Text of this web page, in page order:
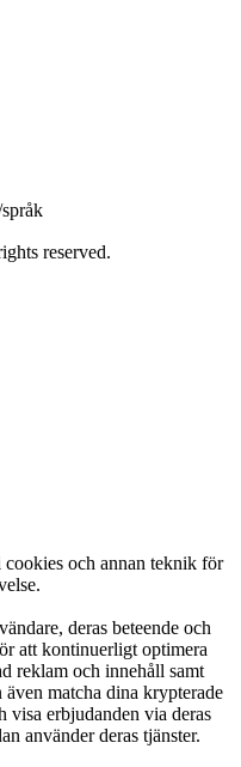
reserved.
och annan teknik för
deras beteende och
att kontinuerligt optimera
reklam och innehåll samt
matcha dina krypterade
visa erbjudanden via deras
använder deras tjänster.